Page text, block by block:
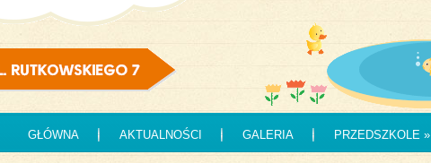
GŁÓWNA AKTUALNOŚCI GALERIA PRZEDSZKOLE»